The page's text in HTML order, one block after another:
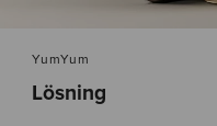
YumYum
Lösning